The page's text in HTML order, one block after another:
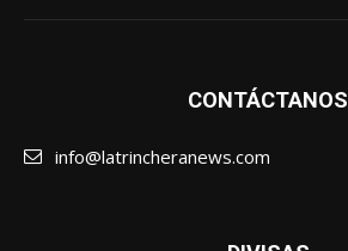
CONTÁCTANOS
info@latrincheranews.com